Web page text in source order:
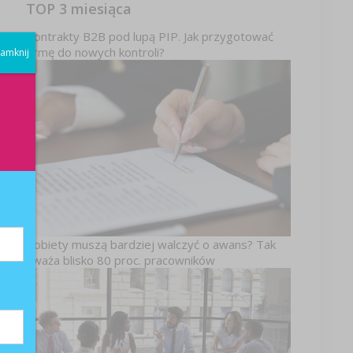
TOP 3 miesiąca
Kontrakty B2B pod lupą PIP. Jak przygotować
firmę do nowych kontroli?
Kobiety muszą bardziej walczyć o awans? Tak
uważa blisko 80 proc. pracowników